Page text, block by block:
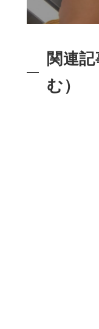
関連
む）